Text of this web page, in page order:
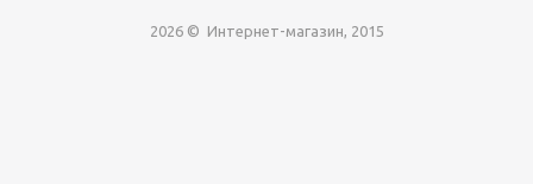
2026 © Интернет-магазин, 2015